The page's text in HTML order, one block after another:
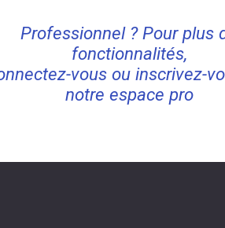
Professionnel ? Pour plus
fonctionnalités,
vous ou inscrivez-
notre espace pro